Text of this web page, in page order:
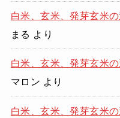
白米、玄米、発芽玄米
まる より
白米、玄米、発芽玄米
マロン より
白米、玄米、発芽玄米